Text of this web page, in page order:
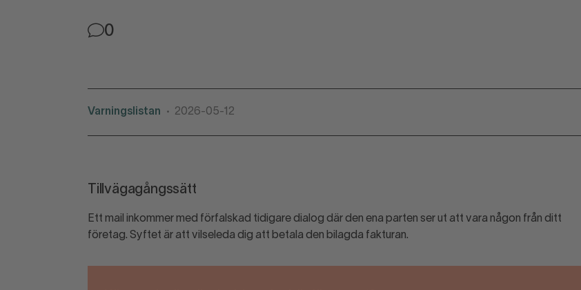
0
Varningslistan • 2026-05-12
Tillvägagångssätt
Ett mail inkommer med förfalskad tidigare dialog där den ena parten ser ut att vara någon från ditt
företag. Syftet är att vilseleda dig att betala den bilagda fakturan.